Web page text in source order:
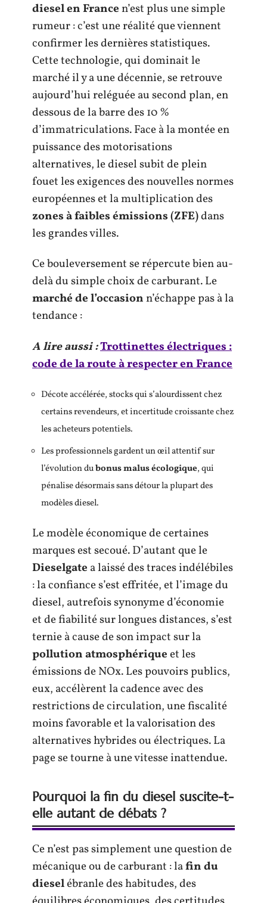
diesel en Francen’est plus une simple
rumeur : c’est une réalité que viennent
confirmer les dernières statistiques.
Cette technologie, qui dominait le
marché il y a une décennie, se retrouve
aujourd’hui reléguée au second plan, en
dessous de la barre des 10 %
d’immatriculations. Face à la montée en
puissance des motorisations
alternatives, le diesel subit de plein
fouet les exigences des nouvelles normes
européennes et la multiplication des
zones à faibles émissions (ZFE)dans
les grandes villes.
Ce bouleversement se répercute bien au-
delà du simple choix de carburant. Le
marché de l’occasionn’échappe pas à la
tendance :
A lire aussi :Trottinettes électriques :
code de la route à respecter en France
Décote accélérée, stocks qui s’alourdissent chez
certains revendeurs, et incertitude croissante chez
les acheteurs potentiels.
Les professionnels gardent un œil attentif sur
l’évolution dubonus malus écologique, qui
pénalise désormais sans détour la plupart des
modèles diesel.
Le modèle économique de certaines
marques est secoué. D’autant que le
Dieselgate a laissé des traces indélébiles
: la confiance s’est effritée, et l’image du
diesel, autrefois synonyme d’économie
et de fiabilité sur longues distances, s’est
ternie à cause de son impact sur la
pollution atmosphériqueet les
émissions de NOx. Les pouvoirs publics,
eux, accélèrent la cadence avec des
restrictions de circulation, une fiscalité
moins favorable et la valorisation des
alternatives hybrides ou électriques. La
page se tourne à une vitesse inattendue.
Pourquoi la fin du diesel suscite-t-
elle autant de débats ?
Ce n’est pas simplement une question de
mécanique ou de carburant : lafin du
dieselébranle des habitudes, des